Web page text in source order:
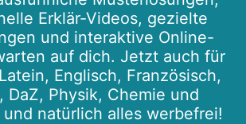
Erklär-Videos, gezielte
und interaktive Online-
auf dich. Jetzt auch für
Englisch, Französisch,
DaZ, Physik, Chemie und
natürlich alles werbefrei!